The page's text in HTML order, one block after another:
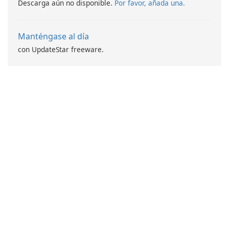
Descarga aún no disponible. Por favor, añada una.
Manténgase al día
con UpdateStar freeware.